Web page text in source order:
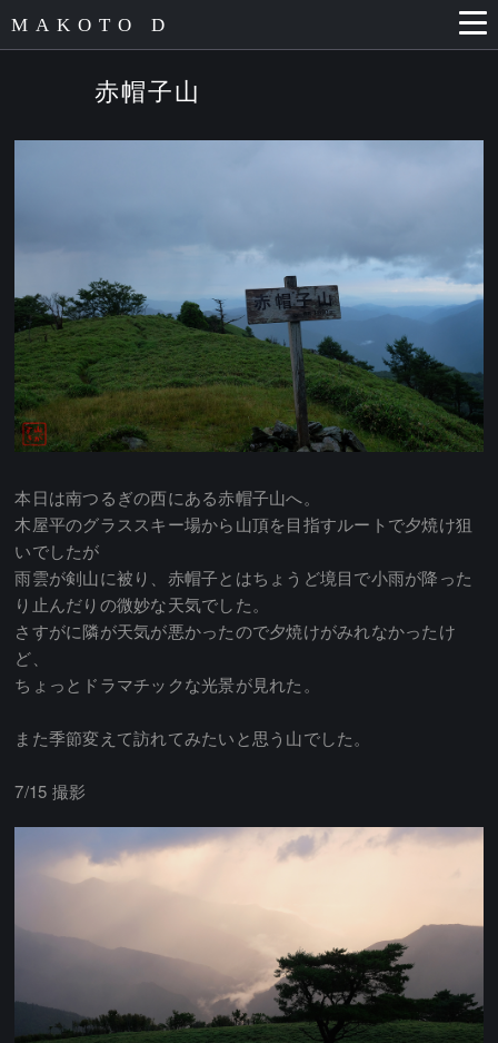
MAKOTO D
赤帽子山
本日は南つるぎの西にある赤帽子山へ。
木屋平のグラススキー場から山頂を目指すルートで夕焼け狙
いでしたが
雨雲が剣山に被り、赤帽子とはちょうど境目で小雨が降った
り止んだりの微妙な天気でした。
さすがに隣が天気が悪かったので夕焼けがみれなかったけ
ど、
ちょっとドラマチックな光景が見れた。
また季節変えて訪れてみたいと思う山でした。
7/15 撮影